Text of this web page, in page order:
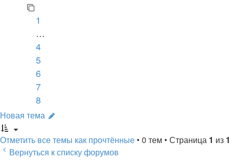
1
…
4
5
6
7
8
Новая тема
Отметить все темы как прочтённые • 0 тем • Страница 1 из 1
Вернуться к списку форумов